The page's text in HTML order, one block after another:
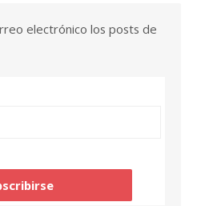
electrónico los posts de